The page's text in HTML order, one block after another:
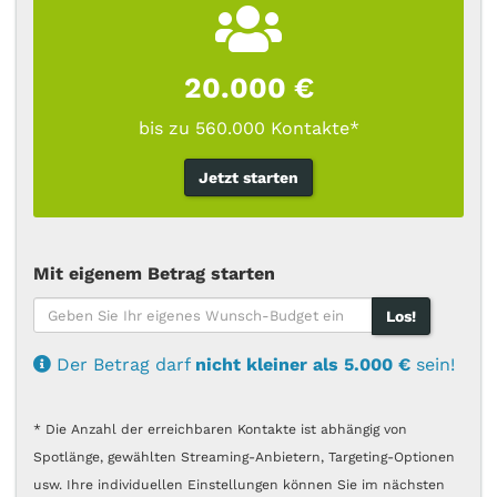
20.000 €
bis zu 560.000 Kontakte*
Jetzt starten
Mit eigenem Betrag starten
Los!
Der Betrag darf nicht kleiner als 5.000 € sein!
* Die Anzahl der erreichbaren Kontakte ist abhängig von
Spotlänge, gewählten Streaming-Anbietern, Targeting-Optionen
usw. Ihre individuellen Einstellungen können Sie im nächsten
40.000 €
bis zu 1.450.000 Kontakte*
nicht kleiner als 15.000 €
100.000 €
bis zu 4.100.000 Kontakte*
nicht kleiner als 20.000 €